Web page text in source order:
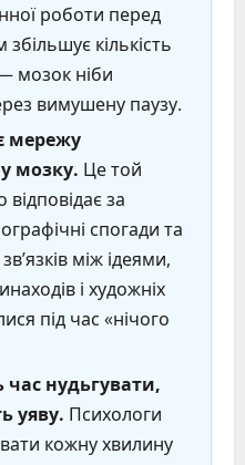
роботи перед
кількість
мозок ніби
вимушену паузу.
мережу
мозку. Це той
за
спогади та
між ідеями,
і художніх
під час «нічого
час нудьгувати,
уяву. Психологи
кожну хвилину